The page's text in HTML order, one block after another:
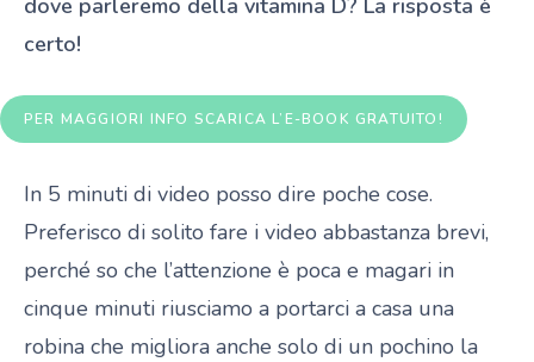
dove parleremo della vitamina D? La risposta è
certo!
PER MAGGIORI INFO SCARICA L’E-BOOK GRATUITO!
In 5 minuti di video posso dire poche cose.
Preferisco di solito fare i video abbastanza brevi,
perché so che l’attenzione è poca e magari in
cinque minuti riusciamo a portarci a casa una
robina che migliora anche solo di un pochino la